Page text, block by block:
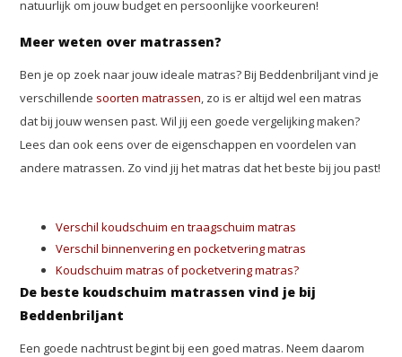
natuurlijk om jouw budget en persoonlijke voorkeuren!
Meer weten over matrassen?
Ben je op zoek naar jouw ideale matras? Bij Beddenbriljant vind je
verschillende soorten matrassen, zo is er altijd wel een matras
dat bij jouw wensen past. Wil jij een goede vergelijking maken?
Lees dan ook eens over de eigenschappen en voordelen van
andere matrassen. Zo vind jij het matras dat het beste bij jou past!
Verschil koudschuim en traagschuim matras
Verschil binnenvering en pocketvering matras
Koudschuim matras of pocketvering matras?
De beste koudschuim matrassen vind je bij
Beddenbriljant
Een goede nachtrust begint bij een goed matras. Neem daarom